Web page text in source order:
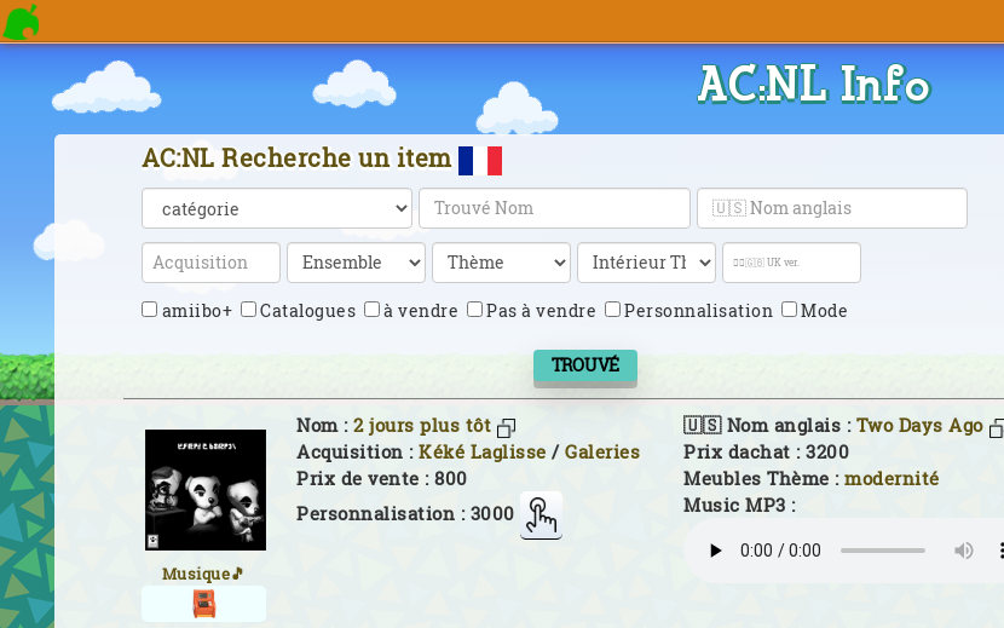
AC:NL Info
AC:NL Recherche un item
amiibo+ Catalogues à vendre Pas à vendre Personnalisation Mode
TROUVÉ
Musique🎵
Nom :2 jours plus tôt 🇺🇸 Nom anglais : Two Days Ago
Acquisition :Kéké Laglisse /Galeries
Prix dachat : 3200
Prix de vente : 800
Meubles Thème :modernité
Personnalisation : 3000
Music MP3 :